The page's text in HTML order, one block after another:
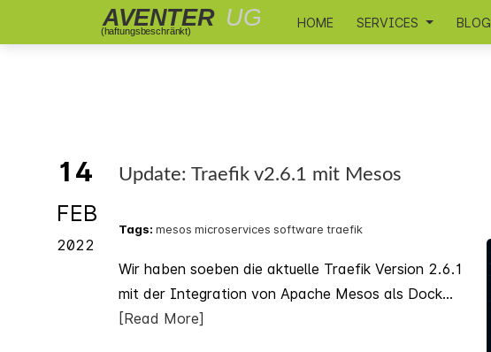
HOME SERVICES BLOG
14
FEB
2022
Update: Traefik v2.6.1 mit Mesos
Tags: mesos microservices software traefik
Wir haben soeben die aktuelle Traefik Version 2.6.1
mit der Integration von Apache Mesos als Dock...
[Read More]